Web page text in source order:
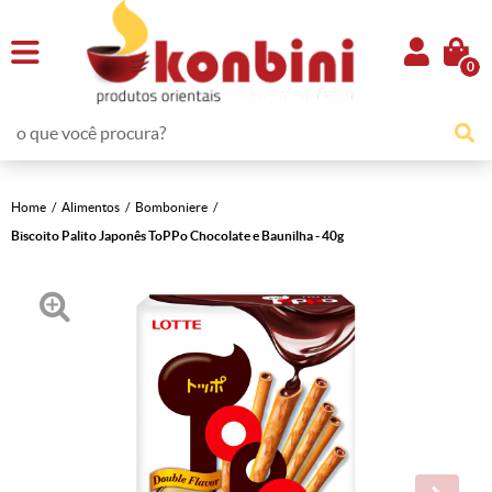
0
Home Alimentos
Bomboniere
Biscoito Palito Japonês ToPPo Chocolate e Baunilha - 40g